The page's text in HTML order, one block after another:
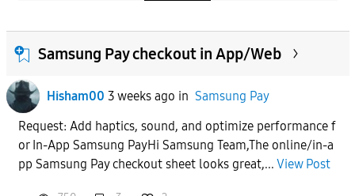
Samsung Pay checkout in App/Web
Hisham00 3 weeks ago in Samsung Pay
Request: Add haptics, sound, and optimize performance f
or In-App Samsung PayHi Samsung Team,The online/in-a
pp Samsung Pay checkout sheet looks great,... View Post